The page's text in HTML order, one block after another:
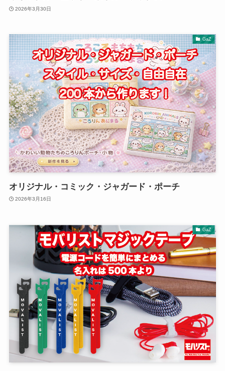
2026年3月30日
GaZ
オリジナル・コミック・ジャガード・ポーチ
2026年3月16日
GaZ